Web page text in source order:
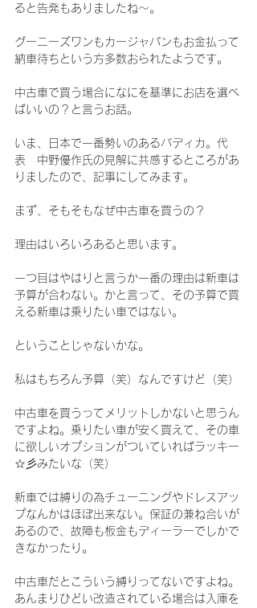
ると告発もありましたね～。
グーニーズワンもカージャパンもお金払って
納車待ちという方多数おられたようです。
中古車で買う場合になにを基準にお店を選べ
ばいいの？と言うお話。
いま、日本で一番勢いのあるバディカ。代
表　中野優作氏の見解に共感するところがあ
りましたので、記事にしてみます。
まず、そもそもなぜ中古車を買うの？
理由はいろいろあると思います。
一つ目はやはりと言うか一番の理由は新車は
予算が合わない。かと言って、その予算で買
える新車は乗りたい車ではない。
ということじゃないかな。
私はもちろん予算（笑）なんですけど（笑）
中古車を買うってメリットしかないと思うん
ですよね。乗りたい車が安く買えて、その車
に欲しいオプションがついていればラッキー
☆彡みたいな（笑）
新車では縛りの為チューニングやドレスアッ
プなんかはほぼ出来ない。保証の兼ね合いが
あるので、故障も板金もディーラーでしかで
きなかったり。
中古車だとこういう縛りってないですよね。
あんまりひどい改造されている場合は入庫を